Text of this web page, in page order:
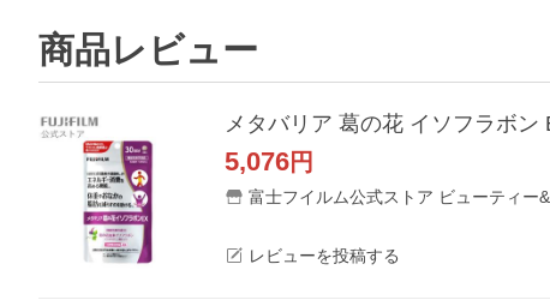
商品レビュー
メタバリア 葛の花 イソフラボ
5,076円
富士フイルム公式ストア ビューティー
レビューを投稿する